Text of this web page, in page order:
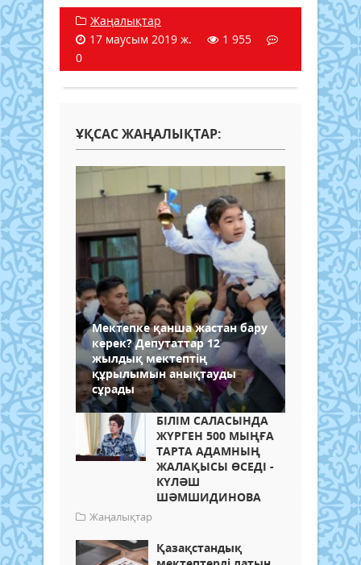
Жаңалықтар
17 маусым 2019 ж.
1 955
0
ҰҚСАС ЖАҢАЛЫҚТАР:
Мектепке қанша жастан бару
керек? Депутаттар 12
жылдық мектептің
құрылымын анықтауды
сұрады
БІЛІМ САЛАСЫНДА
ЖҮРГЕН 500 МЫҢҒА
ТАРТА АДАМНЫҢ
ЖАЛАҚЫСЫ ӨСЕДІ -
КҮЛӘШ
ШӘМШИДИНОВА
Жаңалықтар
Қазақстандық